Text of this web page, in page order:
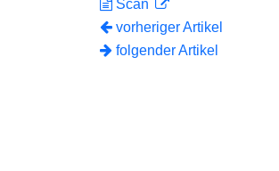
Scan
vorheriger Artikel
folgender Artikel